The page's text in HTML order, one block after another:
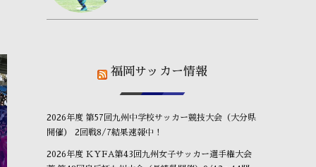
OBが進路報告に来ました⚽
24,2026 January 17 2026
福岡サッカー情報
2026年度 第57回九州中学校サッカー競技大会（大分県
開催） 2回戦8/7結果速報中！
2026年度 KYFA第43回九州女子サッカー選手権大会